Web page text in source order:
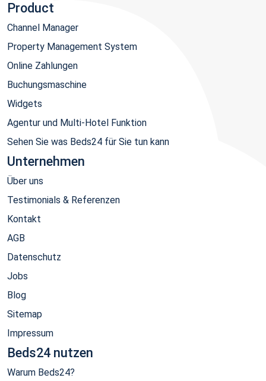
Product
Channel Manager
Property Management System
Online Zahlungen
Buchungsmaschine
Widgets
Agentur und Multi-Hotel Funktion
Sehen Sie was Beds24 für Sie tun kann
Unternehmen
Über uns
Testimonials & Referenzen
Kontakt
AGB
Datenschutz
Jobs
Blog
Sitemap
Impressum
Beds24 nutzen
Warum Beds24?